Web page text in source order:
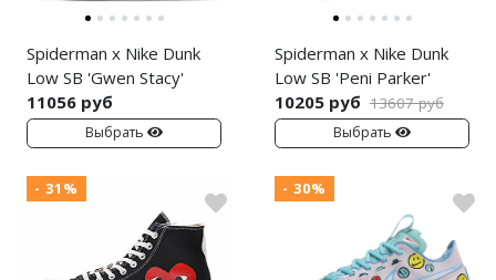
Spiderman x Nike Dunk
Low SB 'Gwen Stacy'
11056 руб
Выбрать
Spiderman x Nike Dunk
Low SB 'Peni Parker'
10205 руб 13607 руб
Выбрать
- 31% - 30%